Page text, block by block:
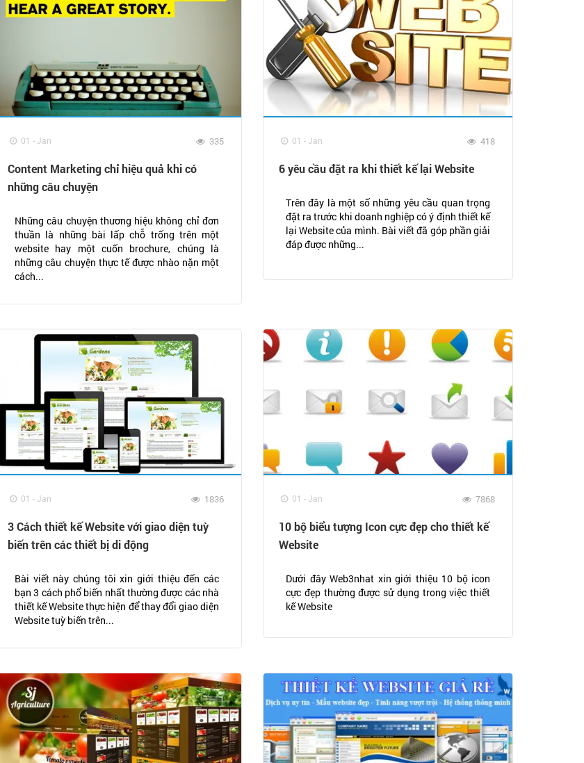
01 - Jan 335
Content Marketing chỉ hiệu quả khi có
những câu chuyện
Những câu chuyện thương hiệu không chỉ đơn
thuần là những bài lấp chỗ trống trên một
website hay một cuốn brochure, chúng là
những câu chuyện thực tế được nhào nặn một
cách...
01 - Jan 418
6 yêu cầu đặt ra khi thiết kế lại Website
Trên đây là một số những yêu cầu quan trọng
đặt ra trước khi doanh nghiệp có ý định thiết kế
lại Website của mình. Bài viết đã góp phần giải
đáp được những...
01 - Jan 1836
3 Cách thiết kế Website với giao diện tuỳ
biến trên các thiết bị di động
Bài viết này chúng tôi xin giới thiệu đến các
bạn 3 cách phổ biến nhất thường được các nhà
thiết kế Website thực hiện để thay đổi giao diện
Website tuỳ biến trên...
01 - Jan 7868
10 bộ biểu tượng Icon cực đẹp cho thiết kế
Website
Dưới đây Web3nhat xin giới thiệu 10 bộ icon
cực đẹp thường được sử dụng trong việc thiết
kế Website